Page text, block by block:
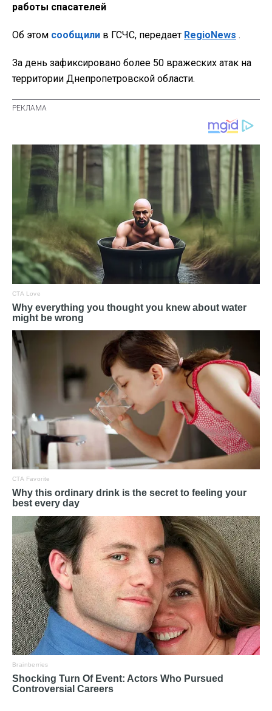
работы спасателей
Об этом сообщили в ГСЧС, передает RegioNews .
За день зафиксировано более 50 вражеских атак на
территории Днепропетровской области.